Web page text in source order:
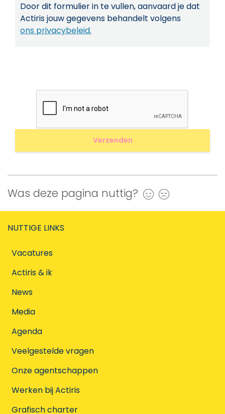
Door dit formulier in te vullen, aanvaard je dat
Actiris jouw gegevens behandelt volgens
ons privacybeleid.
Was deze pagina nuttig? Ja
NUTTIGE LINKS
Vacatures
Actiris & ik
News
Media
Agenda
Veelgestelde vragen
Onze agentschappen
Werken bij Actiris
Grafisch charter